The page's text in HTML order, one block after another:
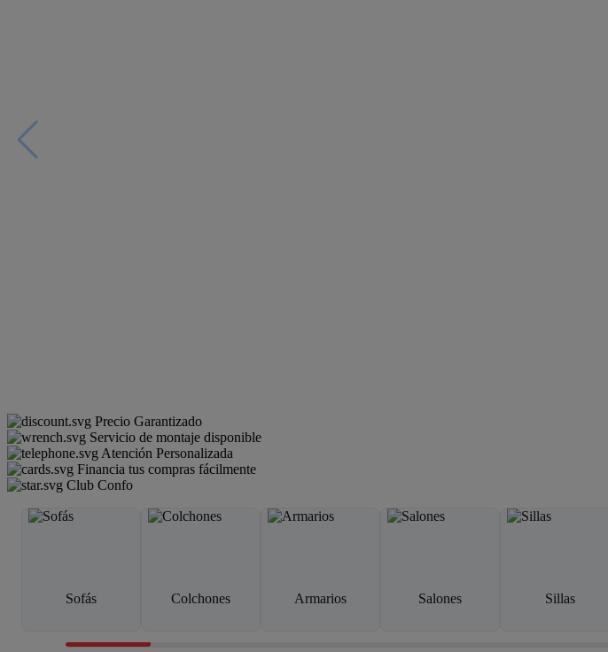
Precio Garantizado
Servicio de montaje disponible
Atención Personalizada
Financia tus compras fácilmente
Club Confo
Sofás Colchones Armarios Salones Sillas